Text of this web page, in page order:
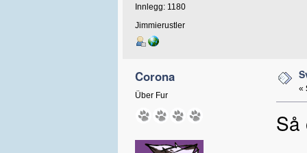
Innlegg: 1180
Jimmierustler
Corona
Über Fur
«
Så